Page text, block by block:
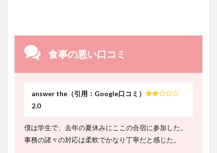
食事の悪い口コミ
answer the（引用：Google口コミ）
2.0
僕は学生で、去年の夏休みにここの合宿に参加した。
事務の諸々の対応は柔軟でかなり丁寧だと感じた。